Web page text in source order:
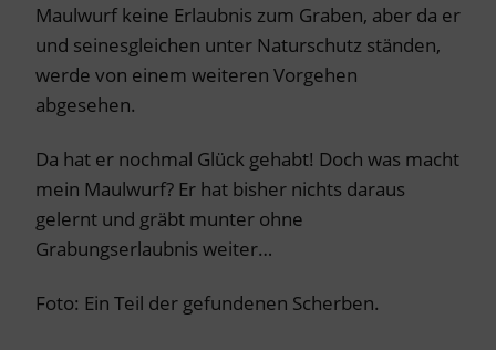
Maulwurf keine Erlaubnis zum Graben, aber da er
und seinesgleichen unter Naturschutz ständen,
werde von einem weiteren Vorgehen
abgesehen.
Da hat er nochmal Glück gehabt! Doch was macht
mein Maulwurf? Er hat bisher nichts daraus
gelernt und gräbt munter ohne
Grabungserlaubnis weiter…
Foto: Ein Teil der gefundenen Scherben.